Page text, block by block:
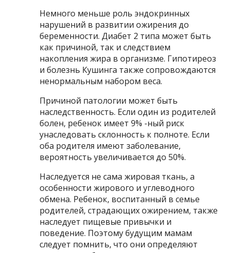
Немного меньше роль эндокринных
нарушений в развитии ожирения до
беременности. Диабет 2 типа может быть
как причиной, так и следствием
накопления жира в организме. Гипотиреоз
и болезнь Кушинга также сопровождаются
ненормальным набором веса.
Причиной патологии может быть
наследственность. Если один из родителей
болен, ребенок имеет 9% -ный риск
унаследовать склонность к полноте. Если
оба родителя имеют заболевание,
вероятность увеличивается до 50%.
Наследуется не сама жировая ткань, а
особенности жирового и углеводного
обмена. Ребенок, воспитанный в семье
родителей, страдающих ожирением, также
наследует пищевые привычки и
поведение. Поэтому будущим мамам
следует помнить, что они определяют